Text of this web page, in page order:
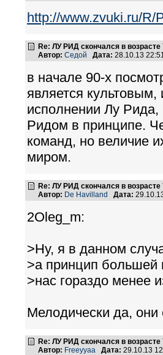
http://www.zvuki.ru/R/
Re: ЛУ РИД скончался в возрасте
Автор: Седой Дата: 28.10.13
в начале 90-х
является
исполнении Лу
Ридом в принципе.
команд, но величие
миром.
Re: ЛУ РИД скончался в возрасте
Автор: De Havilland Дата:
2Oleg_m:
>Ну, я в данном
>а принцип большей
>нас гораздо менее
Мелодически да, они
Re: ЛУ РИД скончался в возрасте
Автор: Freeyyaa Дата: 29.10.13